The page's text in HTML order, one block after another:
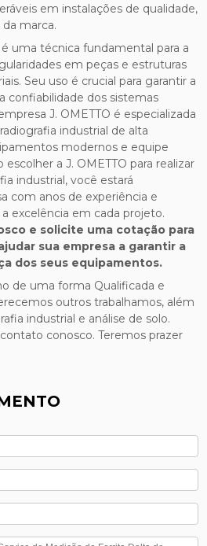
em instalações de qualidade,
marca.
é uma técnica fundamental para a
em peças e estruturas
Seu uso é crucial para garantir a
confiabilidade dos sistemas
J. OMETTO é especializada
industrial de alta
modernos e equipe
a J. OMETTO para realizar
industrial, você estará
com anos de experiência e
excelência em cada projeto.
e solicite uma cotação para
sua empresa a garantir a
dos seus equipamentos.
de uma forma Qualificada e
outros trabalhamos, além
industrial e análise de solo.
conosco. Teremos prazer